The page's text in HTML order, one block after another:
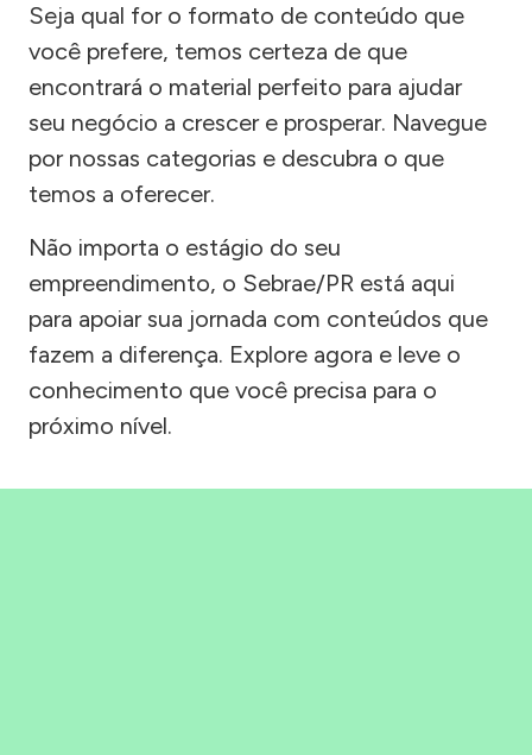
Seja qual for o formato de conteúdo que
você prefere, temos certeza de que
encontrará o material perfeito para ajudar
seu negócio a crescer e prosperar. Navegue
por nossas categorias e descubra o que
temos a oferecer.
Não importa o estágio do seu
empreendimento, o Sebrae/PR está aqui
para apoiar sua jornada com conteúdos que
fazem a diferença. Explore agora e leve o
conhecimento que você precisa para o
próximo nível.